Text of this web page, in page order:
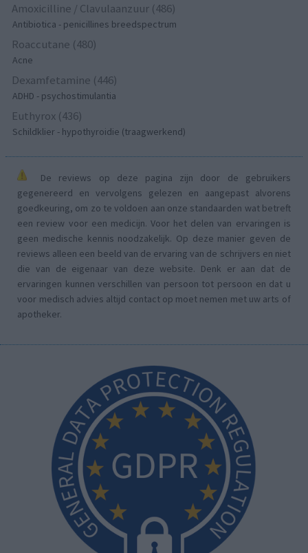
Amoxicilline / Clavulaanzuur (486)
Antibiotica - penicillines breedspectrum
Roaccutane (480)
Acne
Dexamfetamine (446)
ADHD - psychostimulantia
Euthyrox (436)
Schildklier - hypothyroidie (traagwerkend)
De reviews op deze pagina zijn door de gebruikers
gegenereerd en vervolgens gelezen en aangepast alvorens
goedkeuring, om zo te voldoen aan onze standaarden wat betreft
een review voor een medicijn. Voor het delen van ervaringen is
geen medische kennis noodzakelijk. Op deze manier geven de
reviews alleen een beeld van de ervaring van de schrijvers en niet
die van de eigenaar van deze website. Denk er aan dat de
ervaringen kunnen verschillen van persoon tot persoon en dat u
voor medisch advies altijd contact op moet nemen met uw arts of
apotheker.